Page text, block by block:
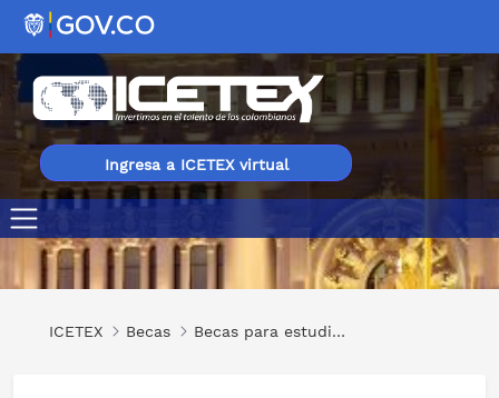
Ingresa a ICETEX virtual
MBA, Maestrías y Especializaciones en diferentes áreas
ICETEX Becas Becas para estudios en el exterior